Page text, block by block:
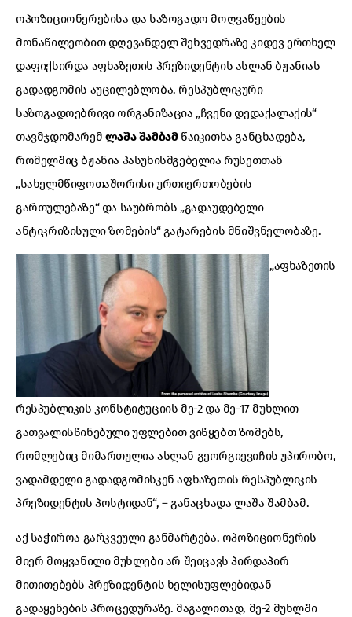
ოპოზიციონერებისა და საზოგადო მოღვაწეების
მონაწილეობით დღევანდელ შეხვედრაზე კიდევ ერთხელ
დაფიქსირდა აფხაზეთის პრეზიდენტის ასლან ბჟანიას
გადადგომის აუცილებლობა. რესპუბლიკური
საზოგადოებრივი ორგანიზაცია „ჩვენი დედაქალაქის“
თავმჯდომარემ ლაშა შამბამ წაიკითხა განცხადება,
რომელშიც ბჟანია პასუხისმგებელია რუსეთთან
„სახელმწიფოთაშორისი ურთიერთობების
გართულებაზე“ და საუბრობს „გადაუდებელი
ანტიკრიზისული ზომების“ გატარების მნიშვნელობაზე.
„აფხაზეთის
რესპუბლიკის კონსტიტუციის მე-2 და მე-17 მუხლით
გათვალისწინებული უფლებით ვიწყებთ ზომებს,
რომლებიც მიმართულია ასლან გეორგიევიჩის უპირობო,
ვადამდელი გადადგომისკენ აფხაზეთის რესპუბლიკის
პრეზიდენტის პოსტიდან“, – განაცხადა ლაშა შამბამ.
აქ საჭიროა გარკვეული განმარტება. ოპოზიციონერის
მიერ მოყვანილი მუხლები არ შეიცავს პირდაპირ
მითითებებს პრეზიდენტის ხელისუფლებიდან
გადაყენების პროცედურაზე. მაგალითად, მე-2 მუხლში